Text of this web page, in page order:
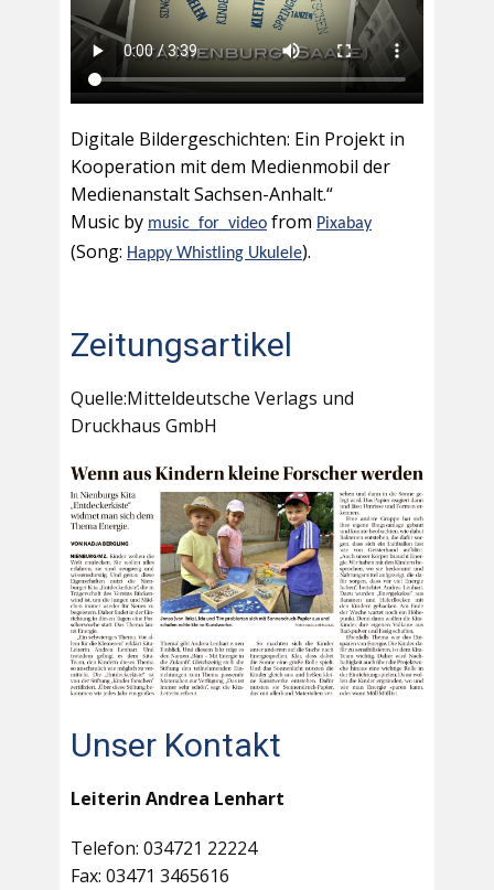
Digitale Bildergeschichten: Ein Projekt in
Kooperation mit dem Medienmobil der
Medienanstalt Sachsen-Anhalt.“
Music by music_for_video from Pixabay
(Song: Happy Whistling Ukulele).
Zeitungsartikel
Quelle:Mitteldeutsche Verlags und
Druckhaus GmbH
Unser Kontakt
Leiterin Andrea Lenhart
Telefon: 034721 22224
Fax: 03471 3465616